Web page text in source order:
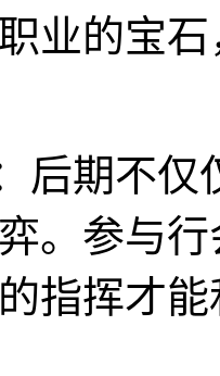
业的宝
后期不
。参与
指挥才